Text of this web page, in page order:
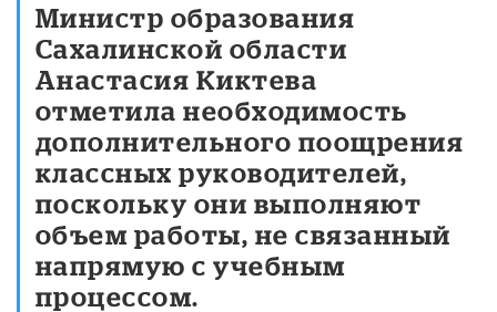
Министр образования
Сахалинской области
Анастасия Киктева
отметила необходимость
дополнительного поощрения
классных руководителей,
поскольку они выполняют
объем работы, не связанный
напрямую с учебным
процессом.